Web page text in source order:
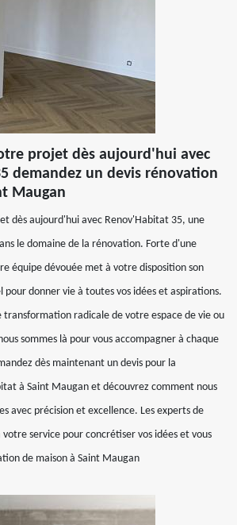
projet dès aujourd'hui avec
demandez un devis rénovation
Maugan
dès aujourd'hui avec Renov'Habitat 35, une
le domaine de la rénovation. Forte d'une
équipe dévouée met à votre disposition son
pour donner vie à toutes vos idées et aspirations.
transformation radicale de votre espace de vie ou
sommes là pour vous accompagner à chaque
dès maintenant un devis pour la
à Saint Maugan et découvrez comment nous
avec précision et excellence. Les experts de
service pour concrétiser vos idées et vous
de maison à Saint Maugan